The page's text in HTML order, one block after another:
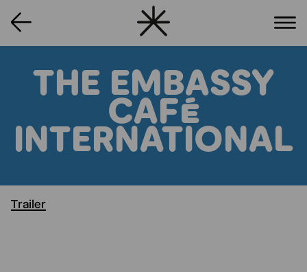
THE EMBASSY
CAFÉ
INTERNATIONAL
Trailer